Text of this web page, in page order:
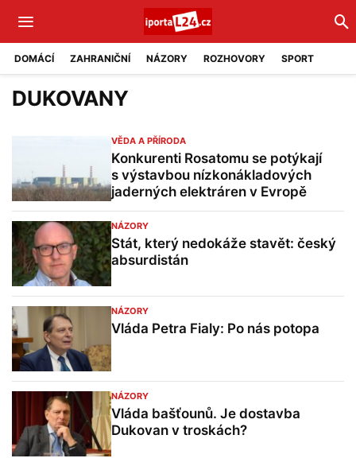
DOMÁCÍ ZAHRANIČNÍ NÁZORY ROZHOVORY SPORT
DUKOVANY
VĚDA A PŘÍRODA
Konkurenti Rosatomu se potýkají
s výstavbou nízkonákladových
jaderných elektráren v Evropě
NÁZORY
Stát, který nedokáže stavět: český
absurdistán
NÁZORY
Vláda Petra Fialy: Po nás potopa
NÁZORY
Vláda bašťounů. Je dostavba
Dukovan v troskách?